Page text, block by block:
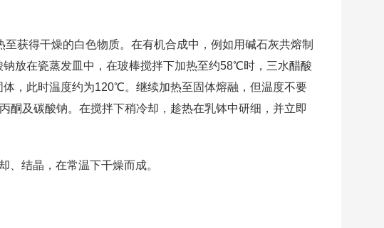
获得干燥的白色物质。在有机合成中，例如用碱石灰共熔制
放在瓷蒸发皿中，在玻棒搅拌下加热至约58℃时，三水醋酸
，此时温度约为120℃。继续加热至固体熔融，但温度不要
及碳酸钠。在搅拌下稍冷却，趁热在乳钵中研细，并立即
、结晶，在常温下干燥而成。